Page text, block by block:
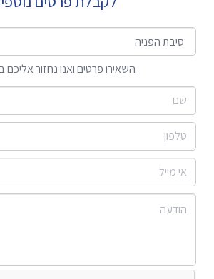
השאירו פרטים ואנו נחזור